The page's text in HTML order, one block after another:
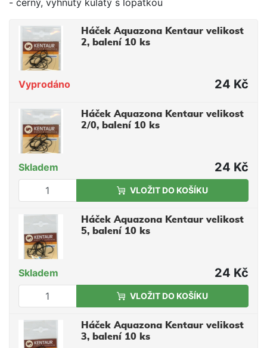
Háček Aquazona Kentaur velikost
2, balení 10 ks
Vyprodáno 24 Kč
Háček Aquazona Kentaur velikost
2/0, balení 10 ks
Skladem 24 Kč
VLOŽIT DO KOŠÍKU
Háček Aquazona Kentaur velikost
5, balení 10 ks
Skladem 24 Kč
VLOŽIT DO KOŠÍKU
Háček Aquazona Kentaur velikost
3, balení 10 ks